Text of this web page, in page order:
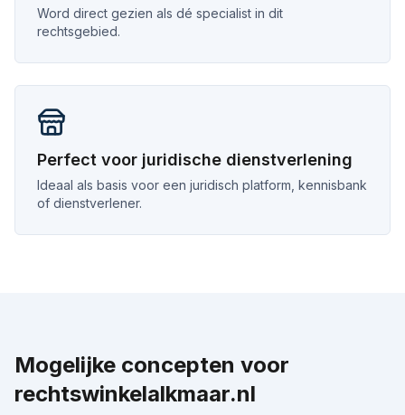
Word direct gezien als dé specialist in dit
rechtsgebied.
Perfect voor juridische dienstverlening
Ideaal als basis voor een juridisch platform, kennisbank
of dienstverlener.
Mogelijke concepten voor
rechtswinkelalkmaar.nl